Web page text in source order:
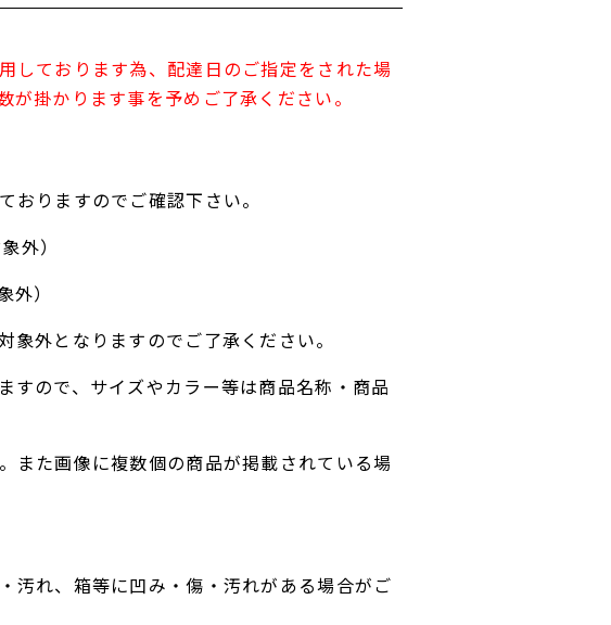
しております為、配達日のご指定をされた場
掛かります事を予めご了承ください。
りますのでご確認下さい。
外）
）
外となりますのでご了承ください。
ので、サイズやカラー等は商品名称・商品
た画像に複数個の商品が掲載されている場
汚れ、箱等に凹み・傷・汚れがある場合がご